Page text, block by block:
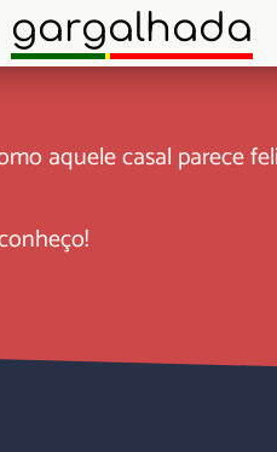
gargalhada
aquele casal parece